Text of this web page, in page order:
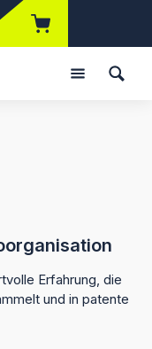
Produkte auf dem
Erfahrung, die
und in patente